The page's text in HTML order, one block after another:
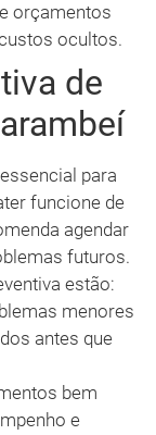
orçamentos
ocultos.
de
para
funcione de
agendar
futuros.
estão:
menores
antes que
bem
e